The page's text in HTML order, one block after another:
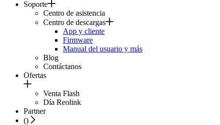
Soporte
Centro de asistencia
Centro de descargas
App y cliente
Firmware
Manual del usuario y más
Blog
Contáctanos
Ofertas
Venta Flash
Día Reolink
Partner
()